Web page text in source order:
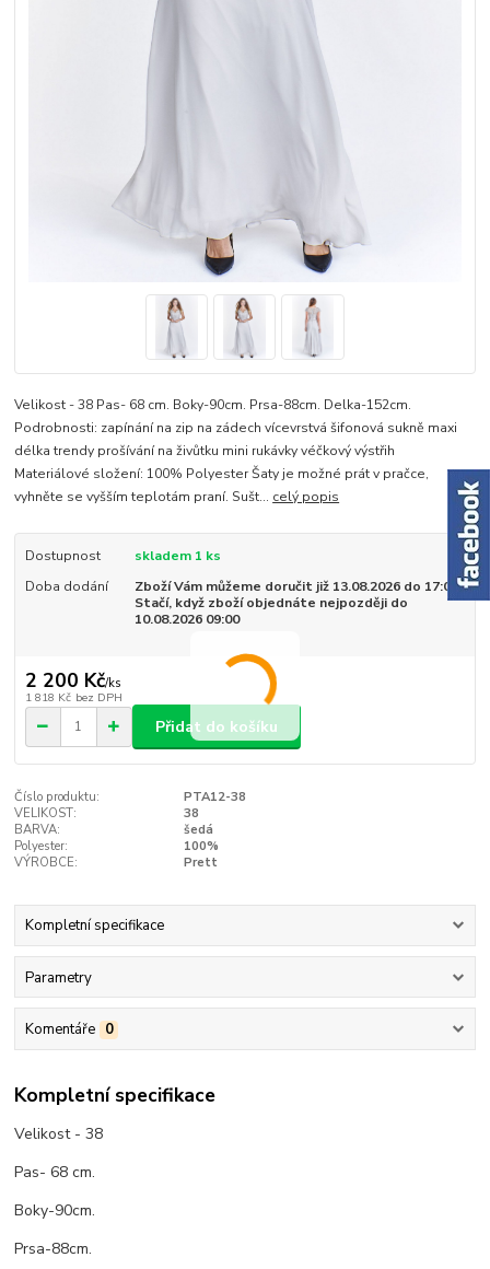
Velikost - 38 Pas- 68 cm. Boky-90cm. Prsa-88cm. Delka-152cm.
Podrobnosti: zapínání na zip na zádech vícevrstvá šifonová sukně maxi
délka trendy prošívání na živůtku mini rukávky véčkový výstřih
Materiálové složení: 100% Polyester Šaty je možné prát v pračce,
vyhněte se vyšším teplotám praní. Sušt... celý popis
Dostupnost
skladem 1 ks
Doba dodání
Zboží Vám můžeme doručit již 13.08.2026 do 17:00.
Stačí, když zboží objednáte nejpozději do
10.08.2026 09:00
2 200 Kč/ks
1 818 Kč bez DPH
Přidat do košíku
Číslo produktu:
PTA12-38
VELIKOST:
38
BARVA:
šedá
Polyester:
100%
VÝROBCE:
Prett
Kompletní specifikace
Parametry
Komentáře 0
Kompletní specifikace
Velikost - 38
Pas- 68 cm.
Boky-90cm.
Prsa-88cm.